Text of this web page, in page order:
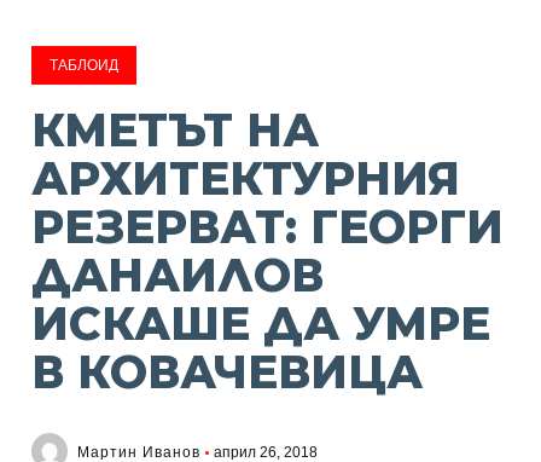
ТАБЛОИД
КМЕТЪТ НА
АРХИТЕКТУРНИЯ
РЕЗЕРВАТ: ГЕОРГИ
ДАНАИЛОВ
ИСКАШЕ ДА УМРЕ
В КОВАЧЕВИЦА
Мартин Иванов април 26, 2018